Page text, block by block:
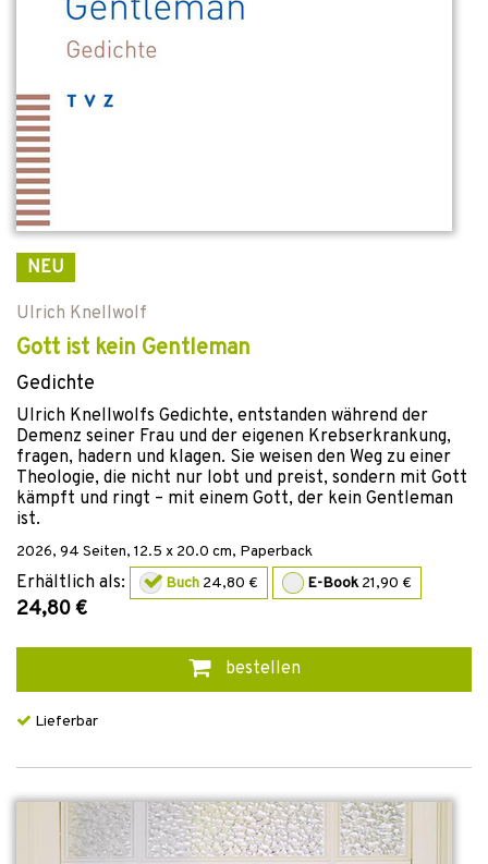
NEU
Ulrich Knellwolf
Gott ist kein Gentleman
Gedichte
Ulrich Knellwolfs Gedichte, entstanden während der
Demenz seiner Frau und der eigenen Krebserkrankung,
fragen, hadern und klagen. Sie weisen den Weg zu einer
Theologie, die nicht nur lobt und preist, sondern mit Gott
kämpft und ringt – mit einem Gott, der kein Gentleman
ist.
2026, 94 Seiten, 12.5 x 20.0 cm, Paperback
Erhältlich als: Buch 24,80 € E-Book 21,90 €
24,80 €
bestellen
Lieferbar